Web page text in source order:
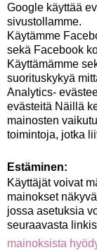
Google käyttää
sivustollamme.
Käytämme
sekä Facebook
Käyttämämme
suorituskykyä
Analytics-
evästeitä Näillä
mainosten
toimintoja, jotka
Estäminen:
Käyttäjät voivat
mainokset
jossa asetuksia
seuraavasta
mainoksista